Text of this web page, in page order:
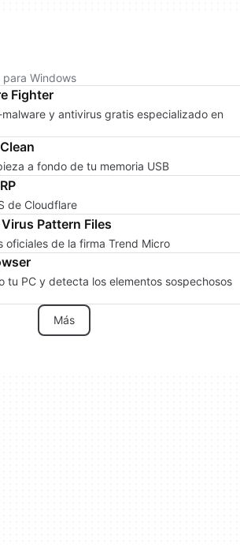
Windows
Fighter
y antivirus gratis especializado en
a fondo de tu memoria USB
de Cloudflare
Pattern Files
oficiales de la firma Trend Micro
tu PC y detecta los elementos sospechosos
Más